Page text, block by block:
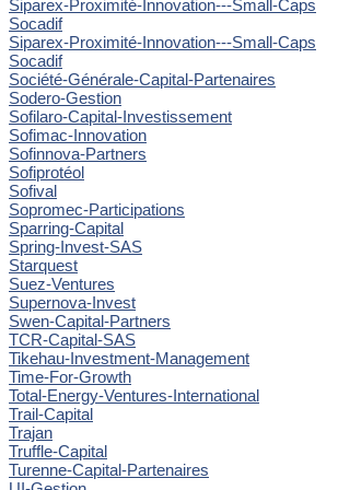
Siparex-Proximité-Innovation---Small-Caps
Socadif
Siparex-Proximité-Innovation---Small-Caps
Socadif
Société-Générale-Capital-Partenaires
Sodero-Gestion
Sofilaro-Capital-Investissement
Sofimac-Innovation
Sofinnova-Partners
Sofiprotéol
Sofival
Sopromec-Participations
Sparring-Capital
Spring-Invest-SAS
Starquest
Suez-Ventures
Supernova-Invest
Swen-Capital-Partners
TCR-Capital-SAS
Tikehau-Investment-Management
Time-For-Growth
Total-Energy-Ventures-International
Trail-Capital
Trajan
Truffle-Capital
Turenne-Capital-Partenaires